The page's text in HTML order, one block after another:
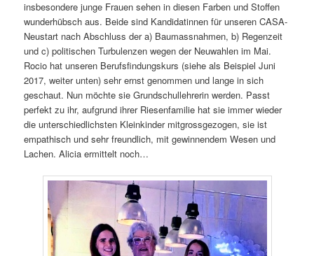
insbesondere junge Frauen sehen in diesen Farben und Stoffen
wunderhübsch aus. Beide sind Kandidatinnen für unseren CASA-
Neustart nach Abschluss der a) Baumassnahmen, b) Regenzeit
und c) politischen Turbulenzen wegen der Neuwahlen im Mai.
Rocio hat unseren Berufsfindungskurs (siehe als Beispiel Juni
2017, weiter unten) sehr ernst genommen und lange in sich
geschaut. Nun möchte sie Grundschullehrerin werden. Passt
perfekt zu ihr, aufgrund ihrer Riesenfamilie hat sie immer wieder
die unterschiedlichsten Kleinkinder mitgrossgezogen, sie ist
empathisch und sehr freundlich, mit gewinnendem Wesen und
Lachen. Alicia ermittelt noch…